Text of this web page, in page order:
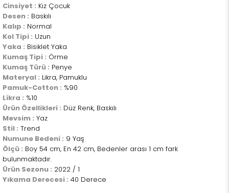
Cinsiyet : Kız Çocuk
Desen : Baskılı
Kalıp : Normal
Kol Tipi : Uzun
Yaka : Bisiklet Yaka
Kumaş Tipi : Örme
Kumaş Türü : Penye
Materyal : Likra, Pamuklu
Pamuk-Cotton : %90
Likra : %10
Ürün Özellikleri : Düz Renk, Baskılı
Mevsim : Yaz
Stil : Trend
Numune Bedeni : 9 Yaş
Ölçü : Boy 54 cm, En 42 cm, Bedenler arası 1 cm fark
bulunmaktadır.
Ürün Sezonu : 2022 / 1
Yıkama Derecesi : 40 Derece